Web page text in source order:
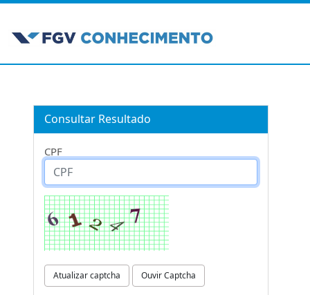
Consultar Resultado
CPF
Atualizar captcha Ouvir Captcha